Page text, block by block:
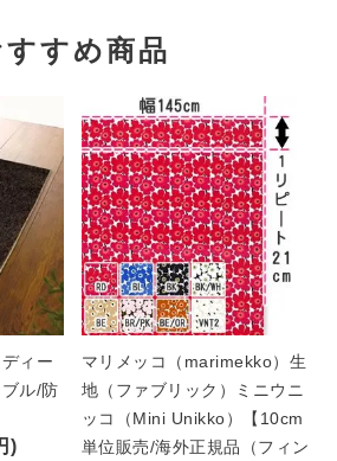
すすめ商品
ィー
ル/防
)
マリメッコ（marimekko）生
地（ファブリック）ミニウニ
ッコ（Mini Unikko）【10cm
単位販売/海外正規品（フィン